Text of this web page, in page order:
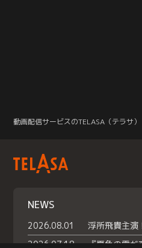
動画配信サービスのTELASA（テラサ）
NEWS
2026.08.01
2026.07.18